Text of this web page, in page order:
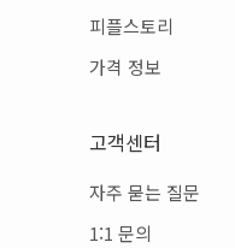
피플스토리
가격 정보
고객센터
자주 묻는 질문
1:1 문의